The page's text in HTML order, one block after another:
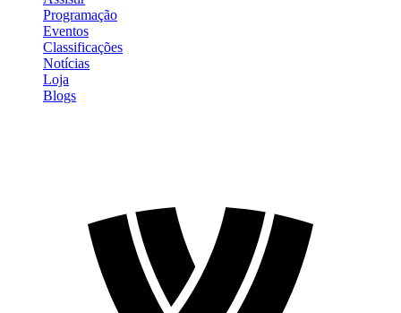
Programação
Eventos
Classificações
Notícias
Loja
Blogs